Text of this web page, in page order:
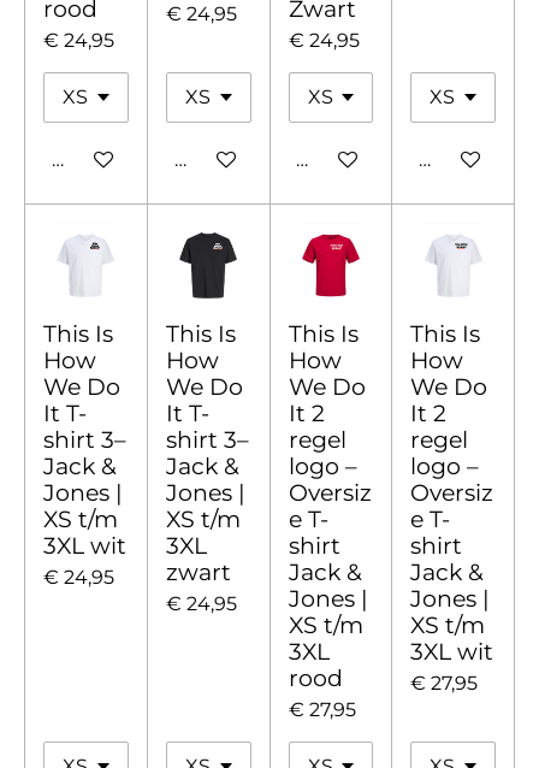
rood
€ 24,95
In winkelwagen
€ 24,95
In winkelwagen
Zwart
€ 24,95
In winkelwagen
In
This Is
How
We Do
It T-
shirt 3–
Jack &
Jones |
XS t/m
3XL wit
€ 24,95
This Is
How
We Do
It T-
shirt 3–
Jack &
Jones |
XS t/m
3XL
zwart
€ 24,95
This Is
How
We Do
It 2
regel
logo –
Oversiz
e T-
shirt
Jack &
Jones |
XS t/m
3XL
rood
€ 27,95
This Is
How
We Do
It 2
regel
logo –
Oversiz
e T-
shirt
Jack &
Jones |
XS t/m
3XL wit
€ 27,95